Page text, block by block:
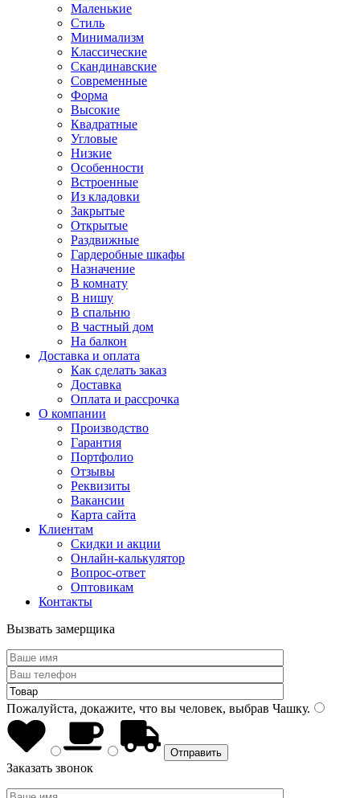
Маленькие
Стиль
Минимализм
Классические
Скандинавские
Современные
Форма
Высокие
Квадратные
Угловые
Низкие
Особенности
Встроенные
Из кладовки
Закрытые
Открытые
Раздвижные
Гардеробные шкафы
Назначение
В комнату
В нишу
В спальню
В частный дом
На балкон
Доставка и оплата
Как сделать заказ
Доставка
Оплата и рассрочка
О компании
Производство
Гарантия
Портфолио
Отзывы
Реквизиты
Вакансии
Карта сайта
Клиентам
Скидки и акции
Онлайн-калькулятор
Вопрос-ответ
Оптовикам
Контакты
Вызвать замерщика
Пожалуйста, докажите, что вы человек, выбрав Чашку.
Заказать звонок